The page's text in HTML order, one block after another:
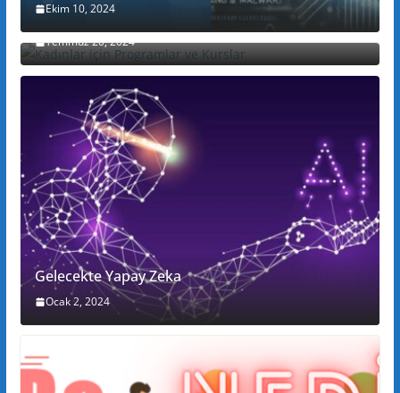
Ekim 10, 2024
Kadınlar için Programlar ve Kurslar
Temmuz 20, 2024
Gelecekte Yapay Zeka
Ocak 2, 2024